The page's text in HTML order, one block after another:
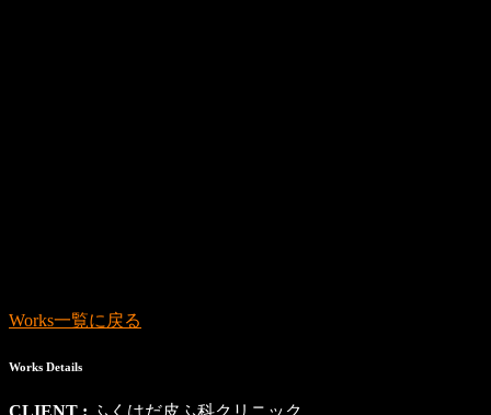
Works一覧に戻る
Works Details